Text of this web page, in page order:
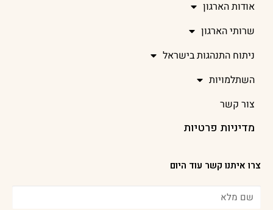
אודות הארגון
שרותי הארגון
ניתוח התנהגות בישראל
השתלמויות
צור קשר
מדיניות פרטיות
צרו איתנו קשר עוד היום